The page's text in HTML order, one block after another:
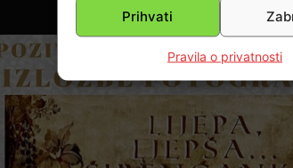
Prihvati
Pravila o privatnosti